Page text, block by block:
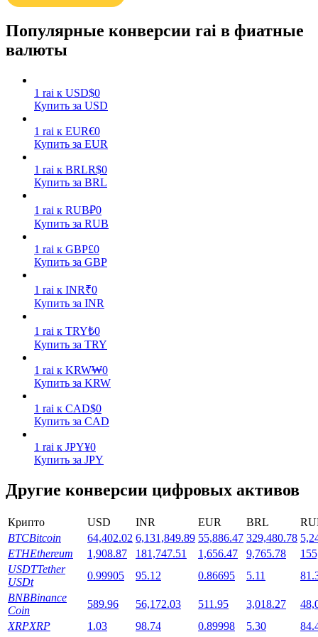
Заработок
Силовая свинья
Стейкинг
Высокая прибыль и мгновенный доступ
Популярные конверсии rai в фиатные
валюты
1 rai к USD$0
Купить за USD
1 rai к EUR€0
Купить за EUR
1 rai к BRLR$0
Купить за BRL
1 rai к RUB₽0
Купить за RUB
1 rai к GBP£0
Купить за GBP
1 rai к INR₹0
Купить за INR
1 rai к TRY₺0
Купить за TRY
1 rai к KRW₩0
Купить за KRW
1 rai к CAD$0
Купить за CAD
1 rai к JPY¥0
Купить за JPY
Другие конверсии цифровых активов
Крипто USD INR EUR BRL
BTCBitcoin 64,402.02 6,131,849.89 55,886.47 329,480.78
ETHEthereum 1,908.87 181,747.51 1,656.47 9,765.78
USDTTether
USDt
0.99905 95.12 0.86695 5.11
BNBBinance
Coin
589.96 56,172.03 511.95 3,018.27
XRPXRP 1.03 98.74 0.89998 5.30